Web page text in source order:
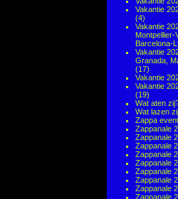
Vakantie
(4)
Vakantie
Montpellier-
Barcelona-
Vakantie
Granada,
(17)
Vakantie
Vakantie
(19)
Wat aten
Wat lazen
Zappa
Zappanale
Zappanale
Zappanale
Zappanale
Zappanale
Zappanale
Zappanale
Zappanale
Zappanale